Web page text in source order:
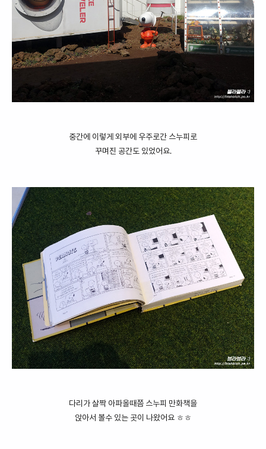
중간에 이렇게 외부에 우주로간 스누피로
꾸며진 공간도 있었어요.
다리가 살짝 아파올때쯤 스누피 만화책을
앉아서 볼수 있는 곳이 나왔어요 ㅎㅎ